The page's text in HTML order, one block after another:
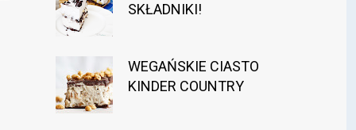
SKŁADNIKI!
WEGAŃSKIE CIASTO
KINDER COUNTRY